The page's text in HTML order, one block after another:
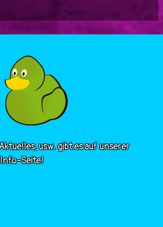
usw. gibt es auf unserer
Seite!